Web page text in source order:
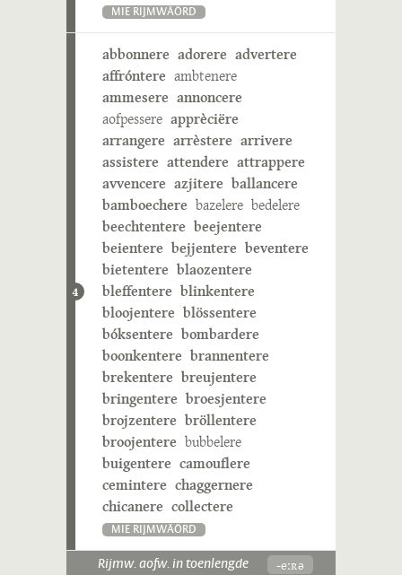
MIE RIJMWÄÖRD
4
abbonnere adorere advertere
affróntere ambtenere
ammesere annoncere
aofpessere apprèciëre
arrangere arrèstere arrivere
assistere attendere attrappere
avvencere azjitere ballancere
bamboechere bazelere bedelere
beechtentere beejentere
beientere bejjentere beventere
bietentere blaozentere
bleffentere blinkentere
bloojentere blössentere
bóksentere bombardere
boonkentere brannentere
brekentere breujentere
bringentere broesjentere
brojzentere bröllentere
broojentere bubbelere
buigentere camouflere
cemintere chaggernere
chicanere collectere
MIE RIJMWÄÖRD
Rijmw. aofw. in toenlengde -eːʀə